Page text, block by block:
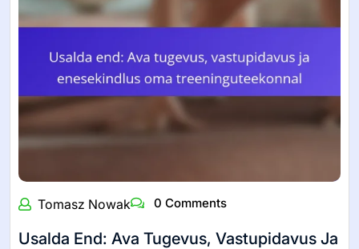
Tomasz Nowak 0 Comments
Usalda End: Ava Tugevus, Vastupidavus Ja